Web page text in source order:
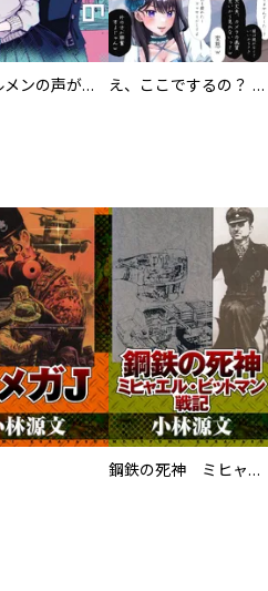
同じギルメンの声が好き え、ここでするの？ アイドルのファンが知らない日常
鋼鉄の死神 ミヒャエル・ビットマン戦記